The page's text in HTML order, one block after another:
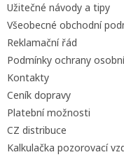
Užitečné návody a tipy
Všeobecné obchodní
Reklamační řád
Podmínky ochrany
Kontakty
Ceník dopravy
Platební možnosti
CZ distribuce
Kalkulačka pozorovací